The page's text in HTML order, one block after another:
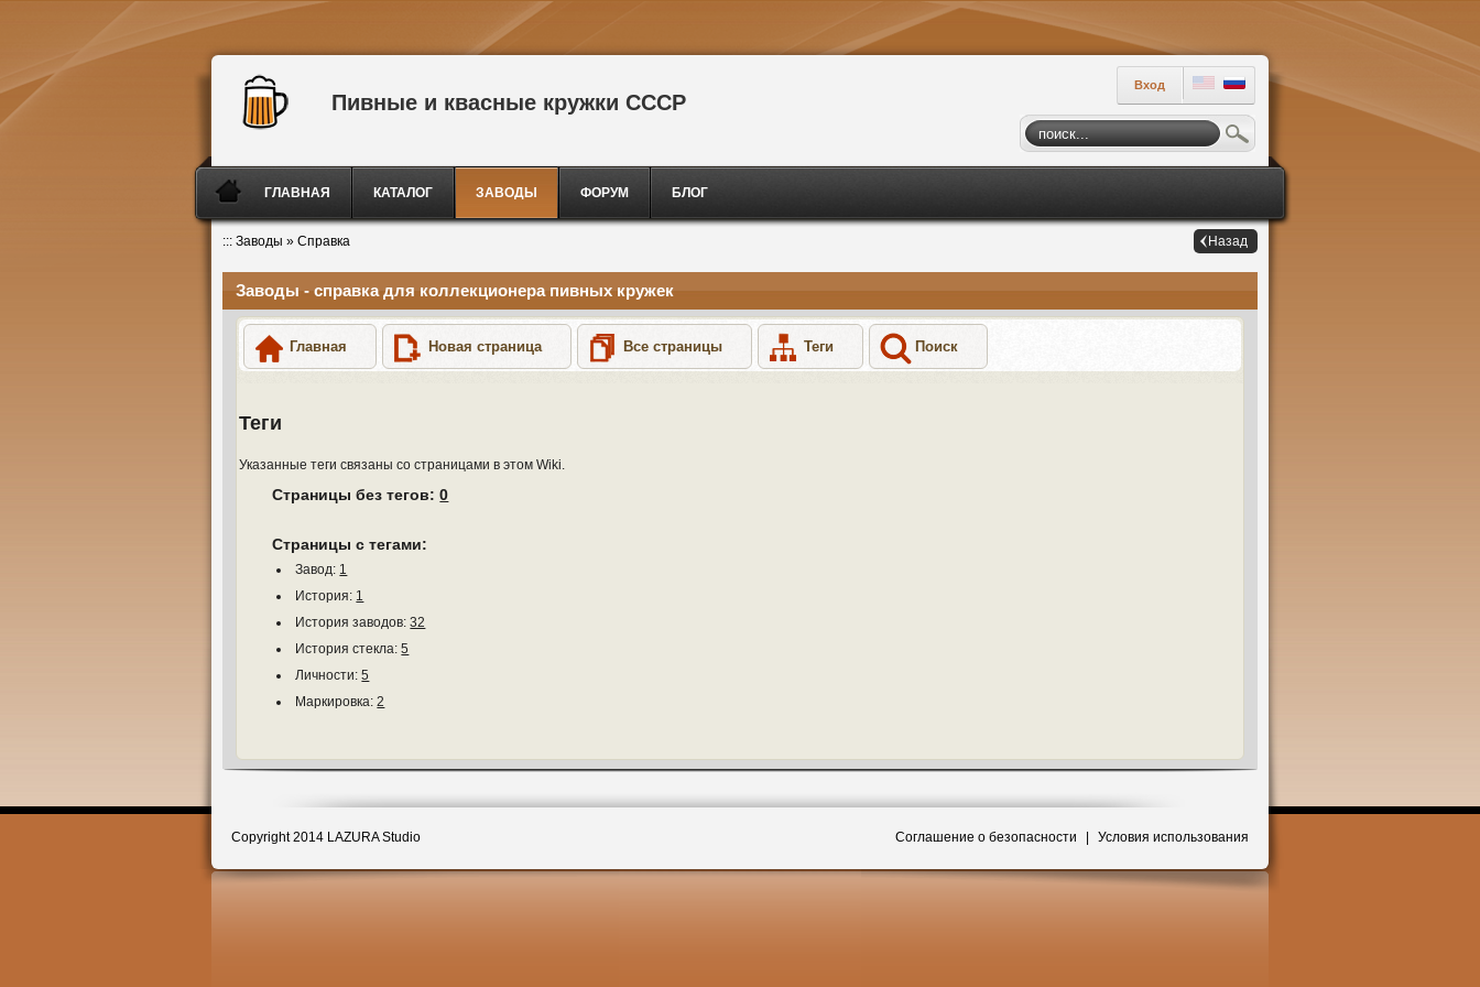
Пивные и квасные кружки СССР
Вход
ГЛАВНАЯ КАТАЛОГ ЗАВОДЫ ФОРУМ БЛОГ
::: Заводы » Справка Назад
Заводы - справка для коллекционера пивных кружек
Главная Новая страница Все страницы Теги Поиск
Теги
Указанные теги связаны со страницами в этом Wiki.
Страницы без тегов:0
Страницы с тегами:
Завод: 1
История: 1
История заводов:32
История стекла:5
Личности:5
Маркировка:2
Copyright 2014 LAZURA Studio Соглашение о безопасности Условия использования